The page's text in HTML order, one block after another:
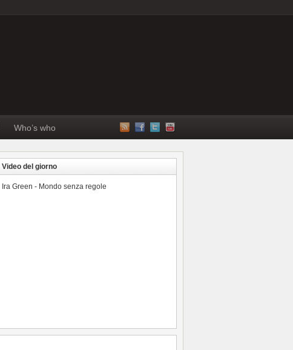
Who’s who
Video del giorno
Ira Green - Mondo senza regole